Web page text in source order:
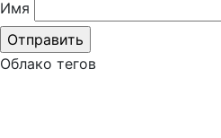
Имя
Облако тегов